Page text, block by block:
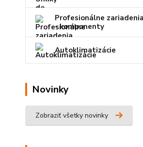
Profesionálne zariadenia
- komponenty
Autoklimatizácie
Novinky
Zobraziť všetky novinky